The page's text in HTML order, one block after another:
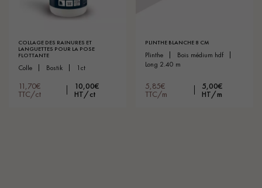
COLLAGE DES RAINURES ET
LANGUETTES POUR LA POSE
FLOTTANTE
colle bostik 1ct
11,70€
TTC/ct
10,00€
HT/ct
PLINTHE BLANCHE 8 CM
plinthe
bois médium hdf
long 2.40 m
5,85€
TTC/m
5,00€
HT/m